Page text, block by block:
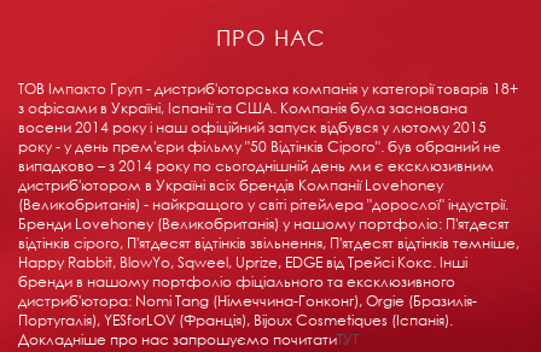
ПРО НАС
ТОВ Імпакто Груп - дистриб'юторська компанія у категорії товарів 18+ ​​
з офісами в Україні, Іспанії та США. Компанія була заснована
восени 2014 року і наш офіційний запуск відбувся у лютому 2015
року - у день прем'єри фільму "50 Відтінків Сірого". був обраний не
випадково – з 2014 року по сьогоднішній день ми є ексклюзивним
дистриб'ютором в Україні всіх брендів Компанії Lovehoney
(Великобританія) - найкращого у світі рітейлера "дорослої" індустрії.
Бренди Lovehoney (Великобританія) у нашому портфоліо: П'ятдесят
відтінків сірого, П'ятдесят відтінків звільнення, П'ятдесят відтінків темніше,
Happy Rabbit, BlowYo, Sqweel, Uprize, EDGE від Трейсі Кокс. Інші
бренди в нашому портфоліо фіціального та ексклюзивного
дистриб'ютора: Nomi Tang (Німеччина-Гонконг), Orgie (Бразилія-
Португалія), YESforLOV (Франція), Bijoux Cosmetiques (Іспанія).
Докладніше про нас запрошуємо почитатиТУТ